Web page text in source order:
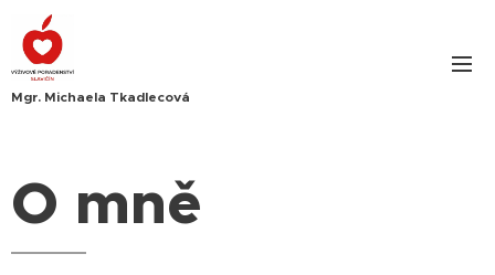
Mgr. Michaela Tkadlecová
O mně